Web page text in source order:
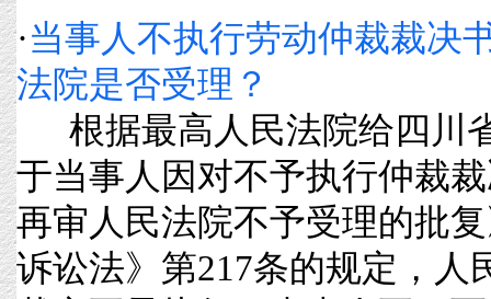
·当事人不执行劳动仲裁裁决
法院是否受理？
根据最高人民法院给四川
于当事人因对不予执行仲裁
再审人民法院不予受理的批
诉讼法》第217条的规定，人